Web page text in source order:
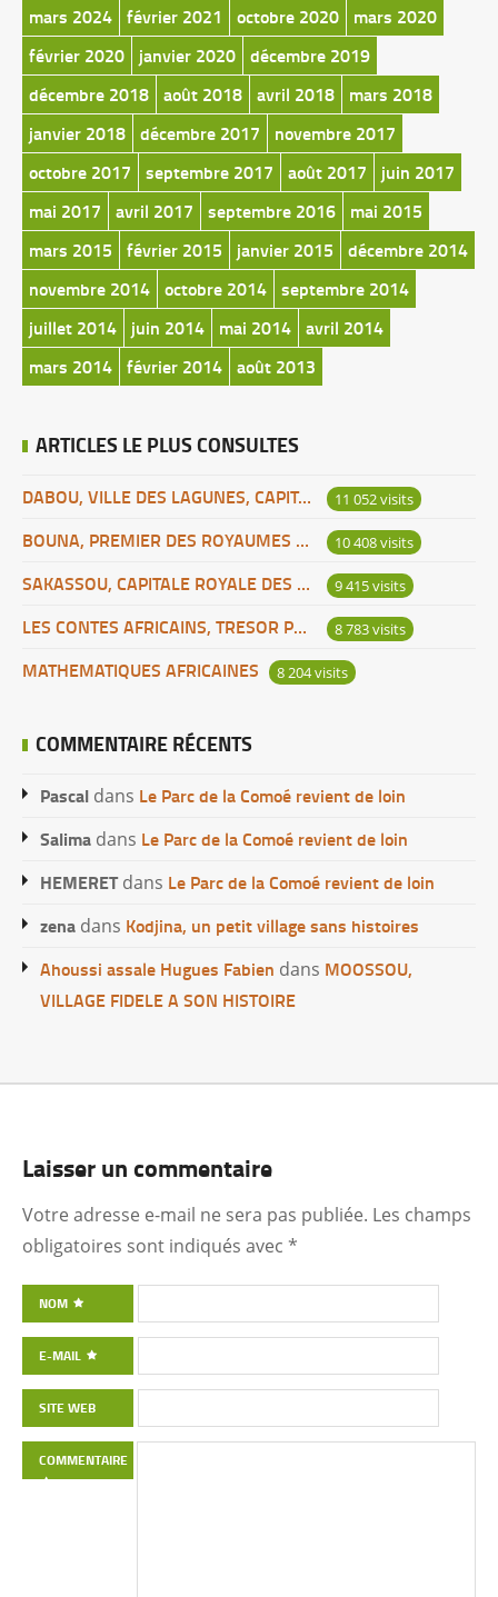
mars 2024 février 2021 octobre 2020
mars 2020
février 2020
janvier 2020 décembre 2019
décembre 2018 août 2018 avril 2018
mars 2018
janvier 2018 décembre 2017
novembre 2017
octobre 2017
septembre 2017 août 2017
juin 2017
mai 2017
avril 2017 septembre 2016
mai 2015
mars 2015
février 2015 janvier 2015
décembre 2014
novembre 2014 octobre 2014 septembre 2014
juillet 2014
juin 2014 mai 2014 avril 2014
mars 2014 février 2014 août 2013
ARTICLES LE PLUS CONSULTES
DABOU, VILLE DES LAGUNES, CAPITALE DES ADJOUKROU 11 052 visits
BOUNA, PREMIER DES ROYAUMES DE CÔTE D’IVOIRE 10 408 visits
SAKASSOU, CAPITALE ROYALE DES BAOULES 9 415 visits
LES CONTES AFRICAINS, TRESOR POUR L’HUMANITE 8 783 visits
MATHEMATIQUES AFRICAINES 8 204 visits
COMMENTAIRE RÉCENTS
Pascal dans Le Parc de la Comoé revient de loin
Salima dans Le Parc de la Comoé revient de loin
HEMERETdans Le Parc de la Comoé revient de loin
zena dans Kodjina, un petit village sans histoires
Ahoussi assale Hugues Fabien dans MOOSSOU,
VILLAGE FIDELE A SON HISTOIRE
Laisser un commentaire
Votre adresse e-mail ne sera pas publiée. Les champs
obligatoires sont indiqués avec *
NOM
E-MAIL
SITE WEB
COMMENTAIRE